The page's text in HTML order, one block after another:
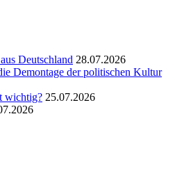
Deutschland 28.07.2026
Demontage der politischen Kultur
wichtig? 25.07.2026